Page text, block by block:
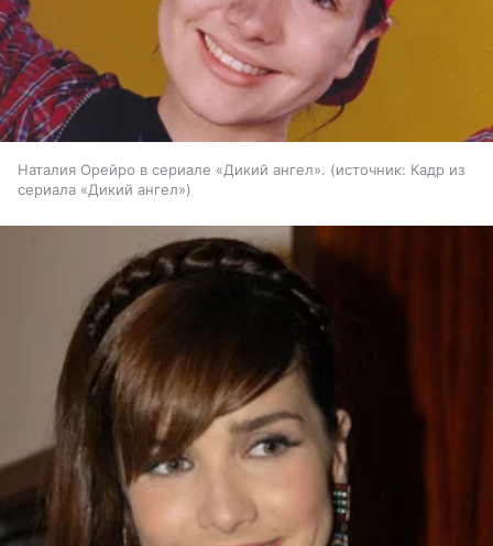
Наталия Орейро в сериале «Дикий ангел». источник: Кадр из
сериала «Дикий ангел»